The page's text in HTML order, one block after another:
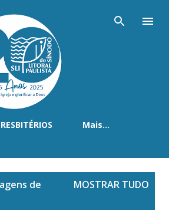
para o conteúdo principal
Mais…
de
MOSTRAR TUDO